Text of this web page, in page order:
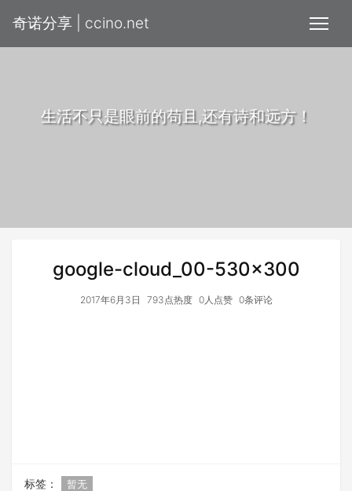
奇诺分享 | ccino.net
生活不只是眼前的苟且,还有诗和远方！
google-cloud_00-530x300
2017年6月3日 793点热度 0人点赞 0条评论
标签： 暂无